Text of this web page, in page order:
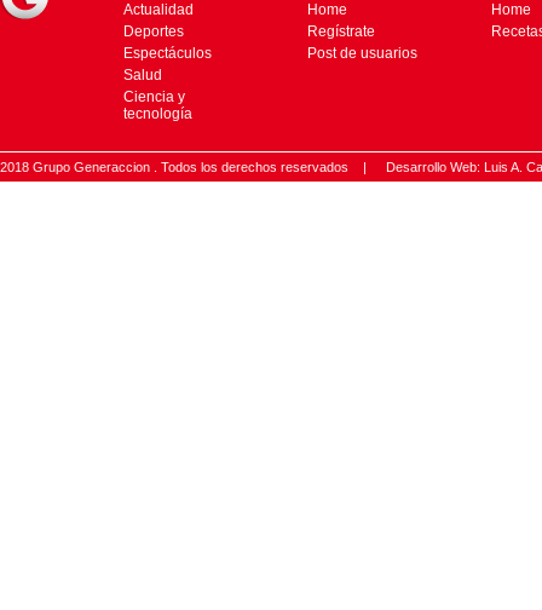
Actualidad
Deportes
Espectáculos
Salud
Ciencia y
tecnología
Home
Regístrate
Post de usuarios
Home
2018 Grupo Generaccion . Todos los derechos reservados | Desarrollo Web: Luis